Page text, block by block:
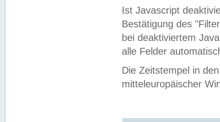
Ist Javascript
Bestätigung des
bei deaktiviertem
alle Felder
Die Zeitstempel in
mitteleuropäischer